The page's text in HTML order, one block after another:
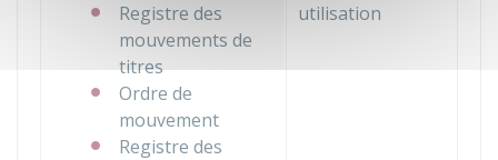
Registre des
mouvements de
titres
Ordre de
mouvement
Registre des
utilisation